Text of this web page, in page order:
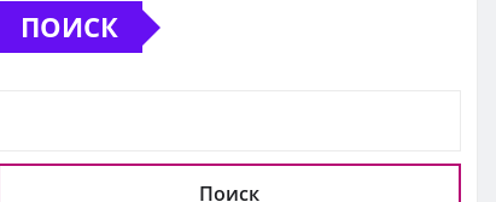
ПОИСК
Поиск